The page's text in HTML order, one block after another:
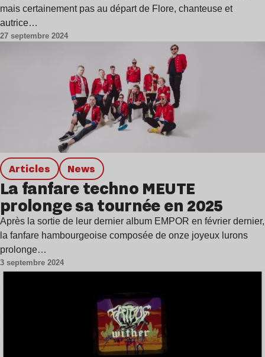
mais certainement pas au départ de Flore, chanteuse et
autrice…
27 septembre 2024
Articles news
La fanfare techno MEUTE
prolonge sa tournée en 2025
Après la sortie de leur dernier album EMPOR en février dernier,
la fanfare hambourgeoise composée de onze joyeux lurons
prolonge…
3 septembre 2024